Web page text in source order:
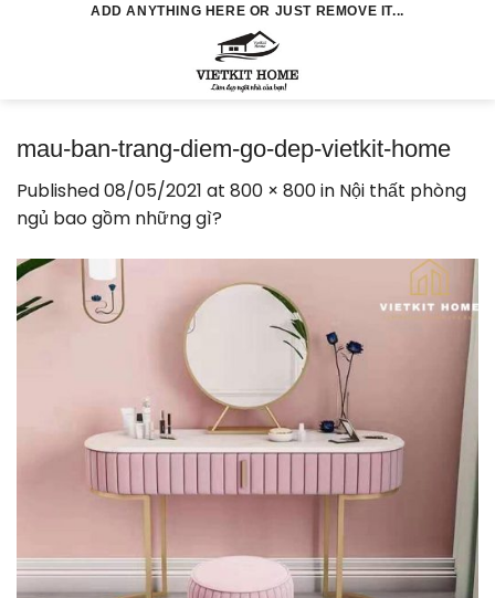
ADD ANYTHING HERE OR JUST REMOVE IT...
mau-ban-trang-diem-go-dep-vietkit-home
Published08/05/2021 at 800 × 800in Nội thất phòng
ngủ bao gồm những gì?